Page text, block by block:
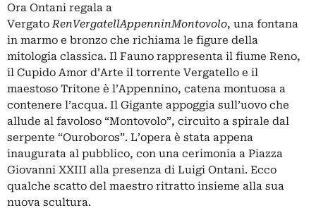
Ora Ontani regala a
VergatoRenVergatellAppenninMontovolo, una fontana
in marmo e bronzo che richiama le figure della
mitologia classica. Il Fauno rappresenta il fiume Reno,
il Cupido Amor d’Arte il torrente Vergatello e il
maestoso Tritone è l’Appennino, catena montuosa a
contenere l’acqua. Il Gigante appoggia sull’uovo che
allude al favoloso “Montovolo”, circuìto a spirale dal
serpente “Ouroboros”. L’opera è stata appena
inaugurata al pubblico, con una cerimonia a Piazza
Giovanni XXIII alla presenza di Luigi Ontani. Ecco
qualche scatto del maestro ritratto insieme alla sua
nuova scultura.